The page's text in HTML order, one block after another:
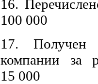
16.
100 000
17. Получен
компании за
15 000